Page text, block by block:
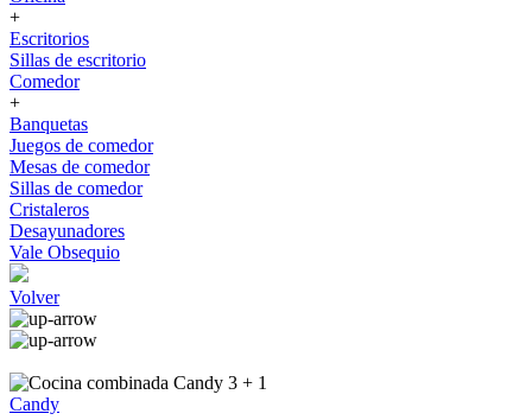
+
Escritorios
Sillas de escritorio
Comedor
+
Banquetas
Juegos de comedor
Mesas de comedor
Sillas de comedor
Cristaleros
Desayunadores
Vale Obsequio
Volver
Candy